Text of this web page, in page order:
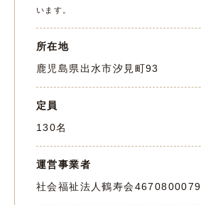
います。
所在地
鹿児島県出水市汐見町93
定員
130名
運営事業者
社会福祉法人鶴寿会4670800079